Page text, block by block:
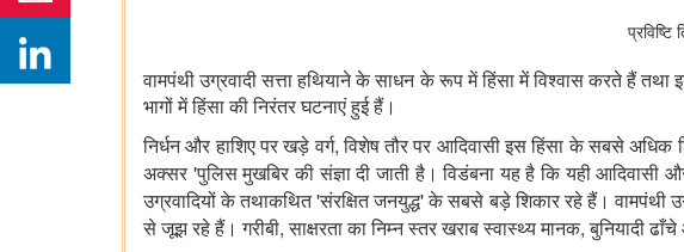
वामपंथी उग्रवादी सत्ता हथियाने के साधन के रूप में हिंसा में विश्वास करते हैं तथा
भागों में हिंसा की निरंतर घटनाएं हुई हैं।
निर्धन और हाशिए पर खड़े वर्ग,विशेष तौर पर आदिवासी इस हिंसा के सबसे अधिक
अक्सर 'पुलिस मुखबिर की संज्ञा दी जाती है। विडंबना यह है कि यही आदिवासी
उग्रवादियों के तथाकथित'संरक्षित जनयुद्ध'के सबसे बड़े शिकार रहे हैं। वामपंथी
से जूझ रहे हैं। गरीबी,साक्षरता का निम्न स्तर खराब स्वास्थ्य मानक,बुनियादी